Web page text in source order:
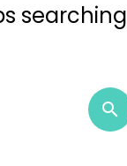
searching
search